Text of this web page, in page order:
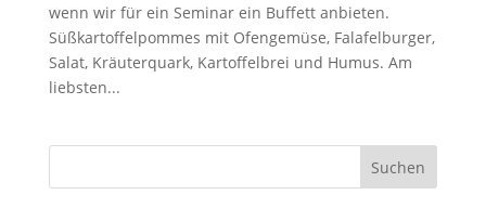
wenn wir für ein Seminar ein Buffett anbieten.
Süßkartoffelpommes mit Ofengemüse, Falafelburger,
Salat, Kräuterquark, Kartoffelbrei und Humus. Am
liebsten...